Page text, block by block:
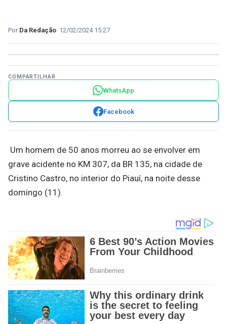
Da Redação 12/02/2024 15:27
COMPARTILHAR
WhatsApp
Facebook
Um homem de 50 anos morreu ao se envolver em
grave acidente no KM 307, da BR 135, na cidade de
Cristino Castro, no interior do Piauí, na noite desse
domingo (11).